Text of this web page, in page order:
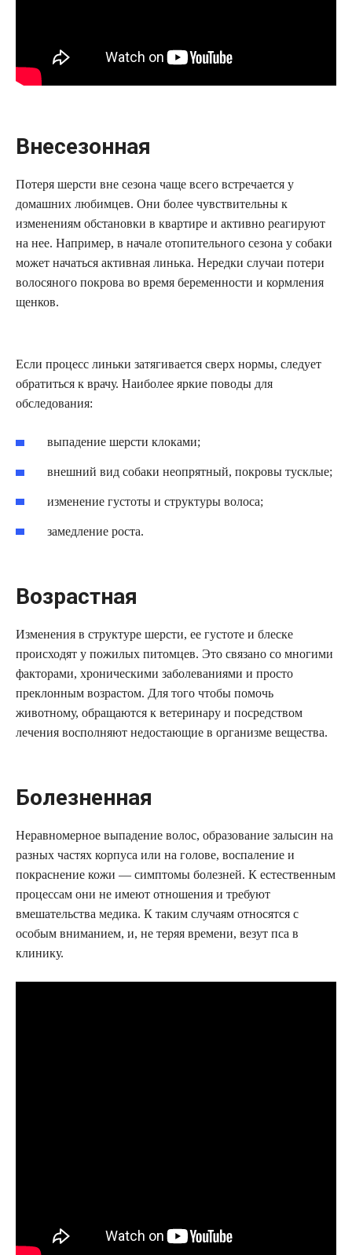
Внесезонная
Потеря шерсти вне сезона чаще всего встречается у
домашних любимцев. Они более чувствительны к
изменениям обстановки в квартире и активно реагируют
на нее. Например, в начале отопительного сезона у собаки
может начаться активная линька. Нередки случаи потери
волосяного покрова во время беременности и кормления
щенков.
Если процесс линьки затягивается сверх нормы, следует
обратиться к врачу. Наиболее яркие поводы для
обследования:
выпадение шерсти клоками;
внешний вид собаки неопрятный, покровы тусклые;
изменение густоты и структуры волоса;
замедление роста.
Возрастная
Изменения в структуре шерсти, ее густоте и блеске
происходят у пожилых питомцев. Это связано со многими
факторами, хроническими заболеваниями и просто
преклонным возрастом. Для того чтобы помочь
животному, обращаются к ветеринару и посредством
лечения восполняют недостающие в организме вещества.
Болезненная
Неравномерное выпадение волос, образование залысин на
разных частях корпуса или на голове, воспаление и
покраснение кожи — симптомы болезней. К естественным
процессам они не имеют отношения и требуют
вмешательства медика. К таким случаям относятся с
особым вниманием, и, не теряя времени, везут пса в
клинику.